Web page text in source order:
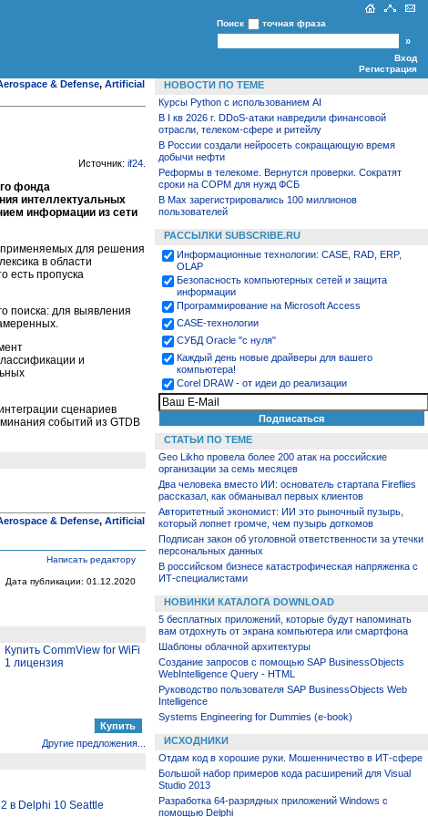
Поиск точная фраза
Вход
Регистрация
& Defense, Artificial
Источник: if24
фонда
интеллектуальных
информации из сети
для решения
в области
есть пропуска
поиска: для выявления
и
сценариев
событий из GTDB
& Defense, Artificial
Написать редактору
Дата публикации: 01.12.2020
Купить CommView for WiFi
1 лицензия
Другие предложения...
в Delphi 10 Seattle
НОВОСТИ ПО ТЕМЕ
Курсы Python c использованием AI
В I кв 2026 г. DDoS-атаки навредили финансовой
отрасли, телеком-сфере и ритейлу
В России создали нейросеть сокращающую время
добычи нефти
Реформы в телекоме. Вернутся проверки. Сократят
сроки на СОРМ для нужд ФСБ
В Max зарегистрировались 100 миллионов
пользователей
РАССЫЛКИ SUBSCRIBE.RU
Информационные технологии: CASE, RAD, ERP,
OLAP
Безопасность компьютерных сетей и защита
информации
Программирование на Microsoft Access
CASE-технологии
СУБД Oracle "с нуля"
Каждый день новые драйверы для вашего
компьютера!
Corel DRAW - от идеи до реализации
СТАТЬИ ПО ТЕМЕ
Geo Likho провела более 200 атак на российские
организации за семь месяцев
Два человека вместо ИИ: основатель стартапа Fireflies
рассказал, как обманывал первых клиентов
Авторитетный экономист: ИИ это рыночный пузырь,
который лопнет громче, чем пузырь доткомов
Подписан закон об уголовной ответственности за утечки
персональных данных
В российском бизнесе катастрофическая напряженка с
ИТ-специалистами
НОВИНКИ КАТАЛОГА DOWNLOAD
5 бесплатных приложений, которые будут напоминать
вам отдохнуть от экрана компьютера или смартфона
Шаблоны облачной архитектуры
Создание запросов с помощью SAP BusinessObjects
WebIntelligence Query - HTML
Руководство пользователя SAP BusinessObjects Web
Intelligence
Systems Engineering for Dummies (e-book)
ИСХОДНИКИ
Отдам код в хорошие руки. Мошенничество в ИТ-сфере
Большой набор примеров кода расширений для Visual
Studio 2013
Разработка 64-разрядных приложений Windows с
помощью Delphi